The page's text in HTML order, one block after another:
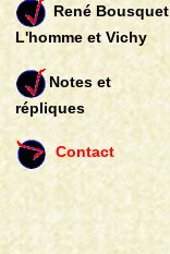
René Bousquet
L'homme et Vichy
Notes et
répliques
Contact